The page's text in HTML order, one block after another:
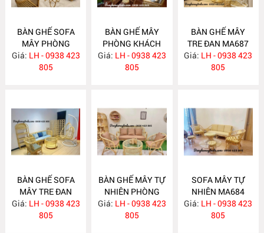
BÀN GHẾ SOFA
MÂY PHÒNG
KHÁCH MA689
Giá: LH - 0938 423
805
BÀN GHẾ MÂY
PHÒNG KHÁCH
MA688
Giá: LH - 0938 423
805
BÀN GHẾ MÂY
TRE ĐAN MA687
Giá: LH - 0938 423
805
BÀN GHẾ SOFA
MÂY TRE ĐAN
MA686
Giá: LH - 0938 423
805
BÀN GHẾ MÂY TỰ
NHIÊN PHÒNG
KHÁCH MA685
Giá: LH - 0938 423
805
SOFA MÂY TỰ
NHIÊN MA684
Giá: LH - 0938 423
805